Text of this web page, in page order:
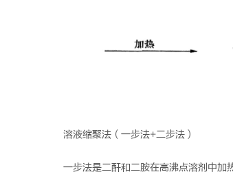
溶液缩聚法（一步法+二步法）
一步法是二酐和二胺在高沸点溶剂中加